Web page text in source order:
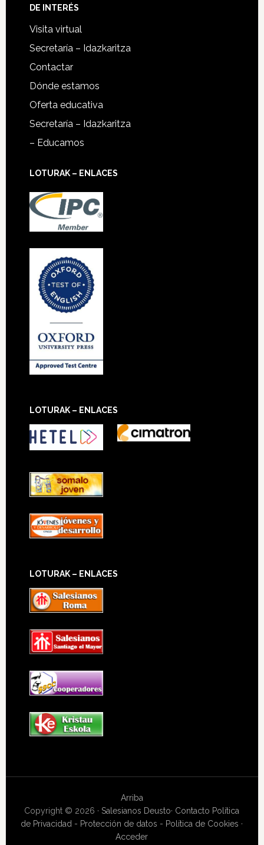
DE INTERÉS
Visita virtual
Secretaría – Idazkaritza
Contactar
Dónde estamos
Oferta educativa
Secretaría – Idazkaritza
– Educamos
LOTURAK – ENLACES
LOTURAK – ENLACES
LOTURAK – ENLACES
Arriba
Copyright © 2026 ·Salesianos Deusto· Contacto Política
de Privacidad - Protección de datos - Política de Cookies ·
Acceder